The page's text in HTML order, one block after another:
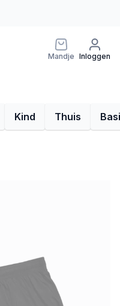
Mandje Inloggen
Kind Thuis